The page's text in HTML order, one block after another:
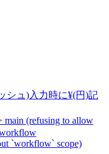
シュ)入力時に¥(円)記
main (refusing to allow
`workflow` scope)